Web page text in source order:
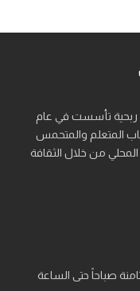
ربحية تأسست في عام
المتعلم والمتحمس
من خلال الثقافة
صباحاً حتى الساعة